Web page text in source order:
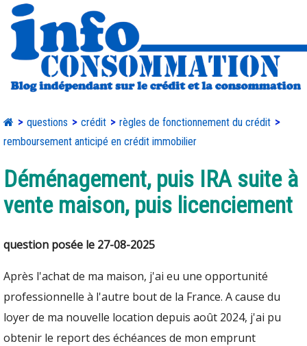
questions crédit
règles de fonctionnement du crédit
remboursement anticipé en crédit immobilier
Déménagement, puis IRA suite à
vente maison, puis licenciement
question posée le 27-08-2025
Après l'achat de ma maison, j'ai eu une opportunité
professionnelle à l'autre bout de la France. A cause du
loyer de ma nouvelle location depuis août 2024, j'ai pu
obtenir le report des échéances de mon emprunt